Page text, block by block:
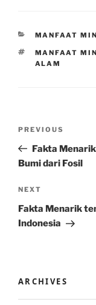
CATEGORIES
MANFAAT
TAGS
MANFAAT
ALAM
Previous
Post
PREVIOUS
Fakta
Bumi dari Fosil
Next
Post
NEXT
Fakta Menarik
Indonesia
ARCHIVES